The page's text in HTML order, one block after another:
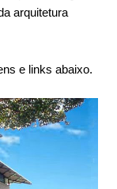
arquitetura
e links abaixo.